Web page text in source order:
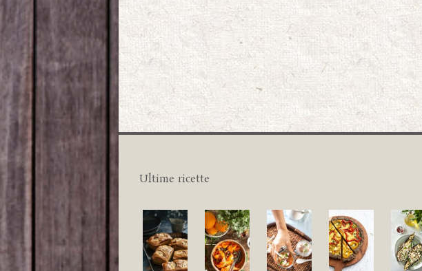
Ultime ricette